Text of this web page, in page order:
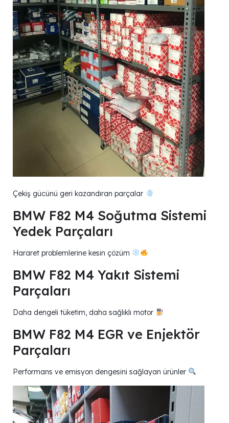
Çekiş gücünü geri kazandıran parçalar
BMW F82 M4 Soğutma Sistemi
Yedek Parçaları
Hararet problemlerine kesin çözüm
BMW F82 M4 Yakıt Sistemi
Parçaları
Daha dengeli tüketim, daha sağlıklı motor
BMW F82 M4 EGR ve Enjektör
Parçaları
Performans ve emisyon dengesini sağlayan ürünler